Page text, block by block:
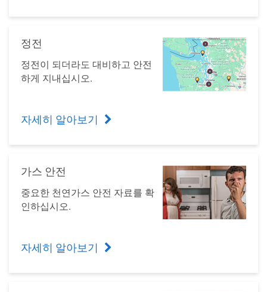
정전
정전이 되더라도 대비하고 안전
하게 지내십시오.
자세히 알아보기
가스 안전
중요한 천연가스 안전 자료를 확
인하십시오.
자세히 알아보기